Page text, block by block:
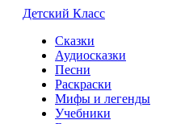
Детский Класс
Сказки
Аудиосказки
Песни
Раскраски
Мифы и легенды
Учебники